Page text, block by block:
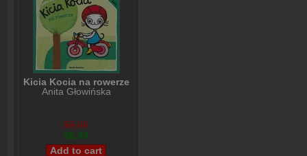
Kicia Kocia na rowerze
Anita Głowińska
$8,00
$6,99